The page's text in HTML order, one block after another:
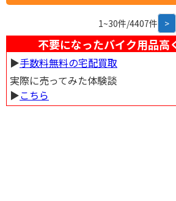
1~30件/4407件 >
不要になったバイク用品高
▶︎手数料無料の宅配買取
実際に売ってみた体験談
▶︎こちら